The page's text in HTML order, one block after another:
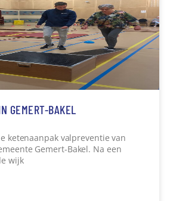
GEMERT-BAKEL
ketenaanpak valpreventie van
Gemert-Bakel. Na een
wijk